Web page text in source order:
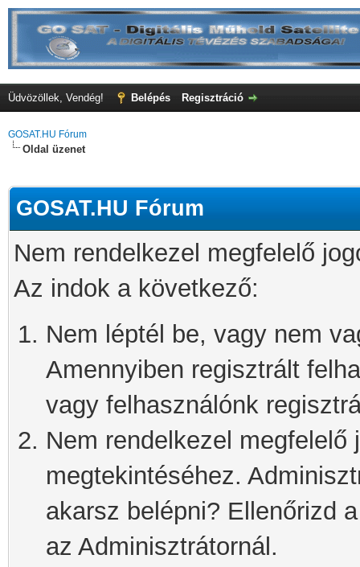
Üdvözöllek, Vendég! Belépés Regisztráció
GOSAT.HU Fórum
Oldal üzenet
GOSAT.HU Fórum
Nem rendelkezel megfelelő
Az indok a következő:
Nem léptél be, vagy nem
Amennyiben regisztrált
vagy felhasználónk
Nem rendelkezel megfelelő
megtekintéséhez.
akarsz belépni? Ellenőrizd
az Adminisztrátornál.